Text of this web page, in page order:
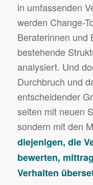
in umfassenden
werden Change-
Beraterinnen und
bestehende
analysiert. Und
Durchbruch und
entscheidender
selten mit neuen
sondern mit den
diejenigen, die
bewerten,
Verhalten